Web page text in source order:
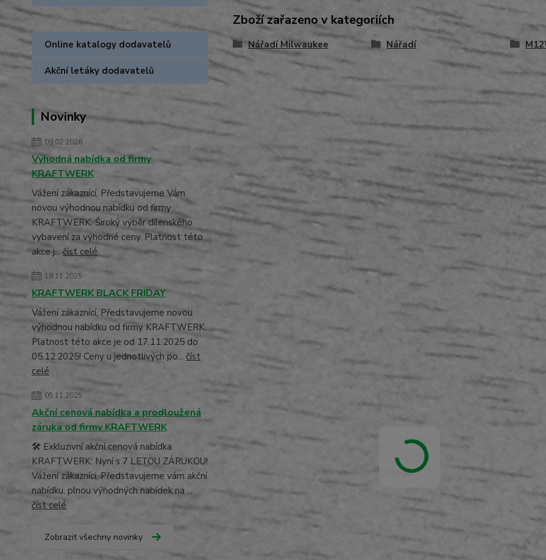
Online katalogy dodavatelů
Akční letáky dodavatelů
Novinky
09.02.2026
Výhodná nabídka od firmy
KRAFTWERK
Vážení zákaznící, Představujeme Vám
novou výhodnou nabídku od firmy
KRAFTWERK. Široký výběr dílenského
vybavení za výhodné ceny. Platnost této
akce j... číst celé
19.11.2025
KRAFTWERK BLACK FRIDAY
Vážení zákaznící, Představujeme novou
výhodnou nabídku od firmy KRAFTWERK.
Platnost této akce je od 17.11.2025 do
05.12.2025! Ceny u jednotlivých po... číst
celé
05.11.2025
Akční cenová nabídka a prodloužená
záruka od firmy KRAFTWERK
🛠️ Exkluzivní akční cenová nabídka
KRAFTWERK: Nyní s 7 LETOU ZÁRUKOU!
Vážení zákazníci, Představujeme vám akční
nabídku, plnou výhodných nabídek na ...
číst celé
Zobrazit všechny novinky
Zboží zařazeno v kategoriích
Nářadí Milwaukee Nářadí